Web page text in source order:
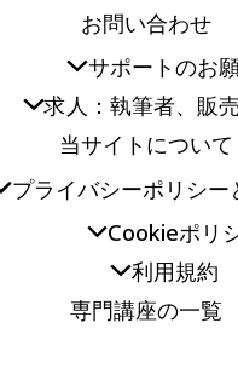
お問い合わせ
サポートのお
求人：執筆者、販
当サイトについて
プライバシーポリシー
Cookieポリ
利用規約
専門講座の一覧